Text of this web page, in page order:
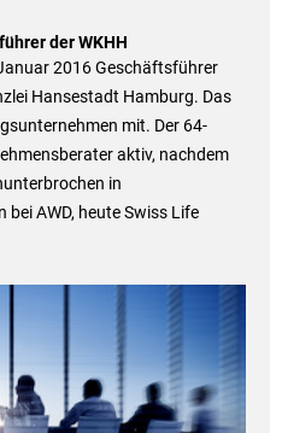
der WKHH
2016 Geschäftsführer
Hansestadt Hamburg. Das
mit. Der 64-
aktiv, nachdem
in
AWD, heute Swiss Life